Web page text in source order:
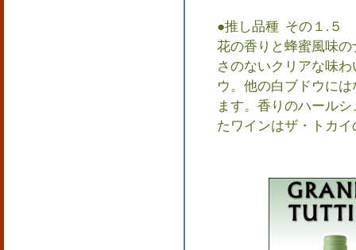
●推し品種 その１.５
花の香りと蜂蜜風味
さのないクリアな味
ウ。他の白ブドウに
ます。香りのハール
たワインはザ・トカ